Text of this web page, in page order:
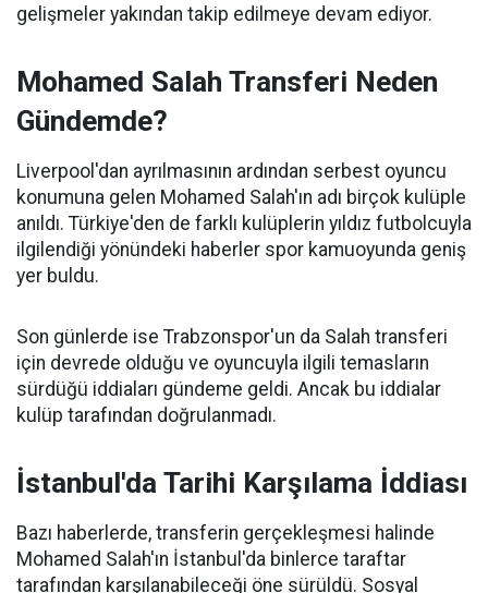
gelişmeler yakından takip edilmeye devam ediyor.
Mohamed Salah Transferi Neden
Gündemde?
Liverpool'dan ayrılmasının ardından serbest oyuncu
konumuna gelen Mohamed Salah'ın adı birçok kulüple
anıldı. Türkiye'den de farklı kulüplerin yıldız futbolcuyla
ilgilendiği yönündeki haberler spor kamuoyunda geniş
yer buldu.
Son günlerde ise Trabzonspor'un da Salah transferi
için devrede olduğu ve oyuncuyla ilgili temasların
sürdüğü iddiaları gündeme geldi. Ancak bu iddialar
kulüp tarafından doğrulanmadı.
İstanbul'da Tarihi Karşılama İddiası
Bazı haberlerde, transferin gerçekleşmesi halinde
Mohamed Salah'ın İstanbul'da binlerce taraftar
tarafından karşılanabileceği öne sürüldü. Sosyal